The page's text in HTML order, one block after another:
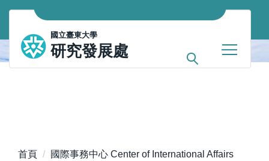
跳
主
內
國立臺東大學
研究發展處
首頁
國際事務中心 Center of International Affairs